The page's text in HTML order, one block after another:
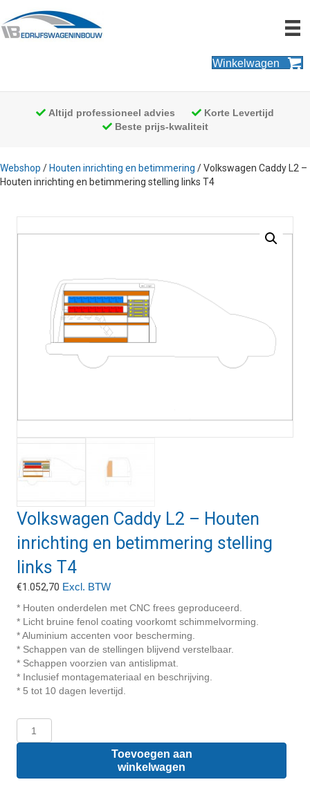
Winkelwagen
Altijd professioneel advies
Korte Levertijd
Beste prijs-kwaliteit
Webshop / Houten inrichting en betimmering / Volkswagen Caddy L2 –
Houten inrichting en betimmering stelling links T4
Volkswagen Caddy L2 – Houten
inrichting en betimmering stelling
links T4
€1.052,70 Excl. BTW
* Houten onderdelen met CNC frees geproduceerd.
* Licht bruine fenol coating voorkomt schimmelvorming.
* Aluminium accenten voor bescherming.
* Schappen van de stellingen blijvend verstelbaar.
* Schappen voorzien van antislipmat.
* Inclusief montagemateriaal en beschrijving.
* 5 tot 10 dagen levertijd.
Caddy
Houten
Toevoegen aan
winkelwagen